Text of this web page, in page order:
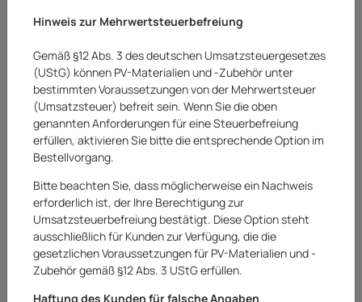
AUF LAGER
CMI Elektro-
Heckentrimmer
Heckenschneider C-
EHS-450/46 grau
21,90 €
inkl. 19% USt.
Versandkostenfreie
Lieferung
Netto:
18,40
AUF LAGER
Heckentrimmer
Heckenschneider C-
EHS-450/46 grün
21,90 €
inkl. 19% USt.
Versandkostenfreie
Lieferung
Netto:
18,40
Hinweis zur Mehrwertsteuerbefreiung
Gemäß §12 Abs. 3 des deutschen Umsatzsteuergesetzes
(UStG) können PV-Materialien und -Zubehör unter
bestimmten Voraussetzungen von der Mehrwertsteuer
(Umsatzsteuer) befreit sein. Wenn Sie die oben
genannten Anforderungen für eine Steuerbefreiung
erfüllen, aktivieren Sie bitte die entsprechende Option im
Bestellvorgang.
Bitte beachten Sie, dass möglicherweise ein Nachweis
erforderlich ist, der Ihre Berechtigung zur
Umsatzsteuerbefreiung bestätigt. Diese Option steht
ausschließlich für Kunden zur Verfügung, die die
gesetzlichen Voraussetzungen für PV-Materialien und -
Zubehör gemäß §12 Abs. 3 UStG erfüllen.
Haftung des Kunden für falsche Angaben